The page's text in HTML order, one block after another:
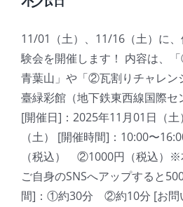
11/01（土）、11/16（土）に
験会を開催します！ 内容は、
青葉山」や「②瓦割りチャレン
臺緑彩館（地下鉄東西線国際セ
[開催日]：2025年11月01日（
（土） [開催時間]：10:00〜
（税込） ②1000円（税込）※
ご自身のSNSへアップすると
間]：①約30分 ②約10分 [お問